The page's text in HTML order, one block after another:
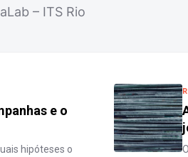
– ITS Rio
e o
hipóteses o